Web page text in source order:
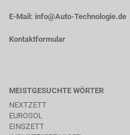
E-Mail: info@Auto-Technologie.de
Kontaktformular
MEISTGESUCHTE WÖRTER
NEXTZETT
EUROSOL
EINSZETT